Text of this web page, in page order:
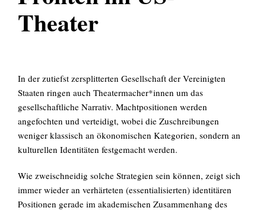
Referenzen
Produzieren
Übersetzen
Referenzen
Über mich
EN
Theater
In der zutiefst zersplitterten Gesellschaft der Vereinigten
Staaten ringen auch Theatermacher*innen um das
gesellschaftliche Narrativ. Machtpositionen werden
angefochten und verteidigt, wobei die Zuschreibungen
weniger klassisch an ökonomischen Kategorien, sondern an
kulturellen Identitäten festgemacht werden.
Wie zweischneidig solche Strategien sein können, zeigt sich
immer wieder an verhärteten (essentialisierten) identitären
Positionen gerade im akademischen Zusammenhang des